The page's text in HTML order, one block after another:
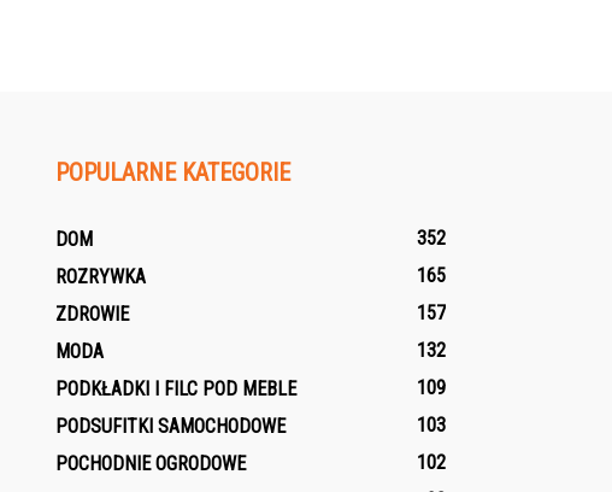
POPULARNE KATEGORIE
DOM
352
ROZRYWKA
165
ZDROWIE
157
MODA
132
PODKŁADKI I FILC POD MEBLE
109
PODSUFITKI SAMOCHODOWE
103
POCHODNIE OGRODOWE
102